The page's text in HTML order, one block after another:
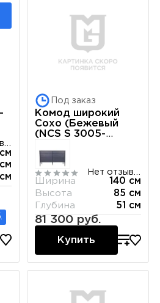
Нет отзывов
Под заказ
Комод широкий
Сохо (Бежевый
(NCS S 3005-
Нет отзывов
Ширина
140 см
Высота
85 см
Глубина
51 см
81 300 руб.
Купить